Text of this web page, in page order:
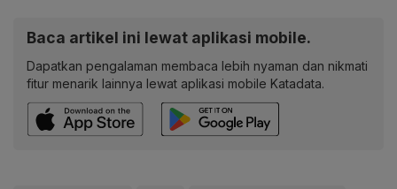
Baca artikel ini lewat aplikasi mobile.
Dapatkan pengalaman membaca lebih nyaman dan nikmati
fitur menarik lainnya lewat aplikasi mobile Katadata.